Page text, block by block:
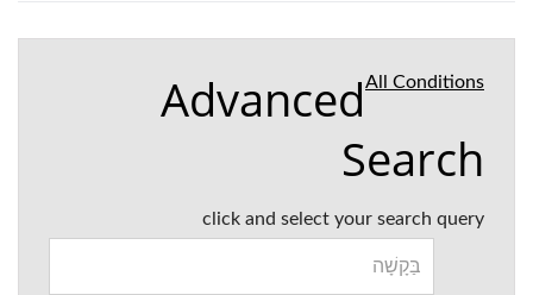
All Conditions
Advanced
Search
click and select your search query